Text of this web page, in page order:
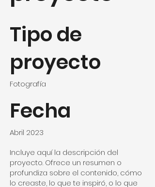
Tipo de
proyecto
Fotografía
Fecha
Abril 2023
Incluye aquí la descripción del
proyecto. Ofrece un resumen o
profundiza sobre el contenido, cómo
lo creaste, lo que te inspiró, o lo que